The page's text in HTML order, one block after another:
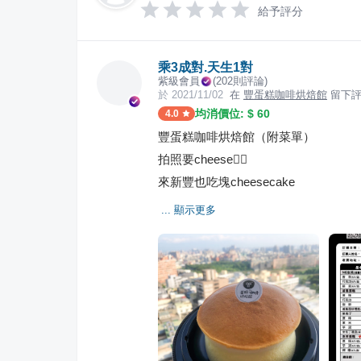
給予評分
乘3成對.天生1對
紫級會員 (202則評論)
於 2021/11/02 在 豐蛋糕咖啡烘焙館 留下
4.0 均消價位: $ 60
豐蛋糕咖啡烘焙館（附菜單）
拍照要cheese✌🏻
來新豐也吃塊cheesecake
... 顯示更多